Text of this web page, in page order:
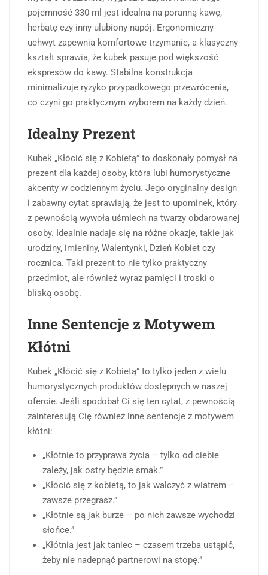
pojemność 330 ml jest idealna na poranną kawę,
herbatę czy inny ulubiony napój. Ergonomiczny
uchwyt zapewnia komfortowe trzymanie, a klasyczny
kształt sprawia, że kubek pasuje pod większość
ekspresów do kawy. Stabilna konstrukcja
minimalizuje ryzyko przypadkowego przewrócenia,
co czyni go praktycznym wyborem na każdy dzień.
Idealny Prezent
Kubek „Kłócić się z Kobietą” to doskonały pomysł na
prezent dla każdej osoby, która lubi humorystyczne
akcenty w codziennym życiu. Jego oryginalny design
i zabawny cytat sprawiają, że jest to upominek, który
z pewnością wywoła uśmiech na twarzy obdarowanej
osoby. Idealnie nadaje się na różne okazje, takie jak
urodziny, imieniny, Walentynki, Dzień Kobiet czy
rocznica. Taki prezent to nie tylko praktyczny
przedmiot, ale również wyraz pamięci i troski o
bliską osobę.
Inne Sentencje z Motywem
Kłótni
Kubek „Kłócić się z Kobietą” to tylko jeden z wielu
humorystycznych produktów dostępnych w naszej
ofercie. Jeśli spodobał Ci się ten cytat, z pewnością
zainteresują Cię również inne sentencje z motywem
kłótni:
„Kłótnie to przyprawa życia – tylko od ciebie
zależy, jak ostry będzie smak.”
„Kłócić się z kobietą, to jak walczyć z wiatrem –
zawsze przegrasz.”
„Kłótnie są jak burze – po nich zawsze wychodzi
słońce.”
„Kłótnia jest jak taniec – czasem trzeba ustąpić,
żeby nie nadepnąć partnerowi na stopę.”